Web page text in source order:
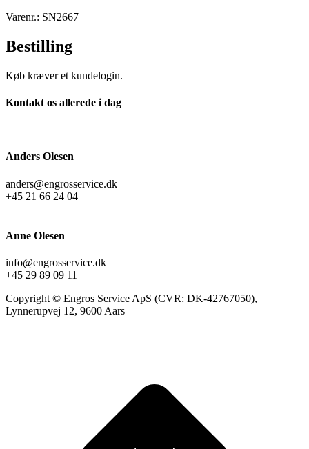
Varenr.: SN2667
Bestilling
Køb kræver et kundelogin.
Kontakt os allerede i dag
Anders Olesen
anders@engrosservice.dk
+45 21 66 24 04
Anne Olesen
info@engrosservice.dk
+45 29 89 09 11
Copyright © Engros Service ApS (CVR: DK-42767050),
Lynnerupvej 12, 9600 Aars